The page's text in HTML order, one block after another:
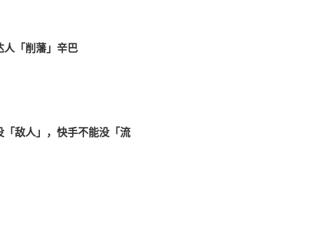
人「削藩」辛巴
「敌人」，快手不能没「流